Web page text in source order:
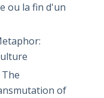
ou la fin d'un
of